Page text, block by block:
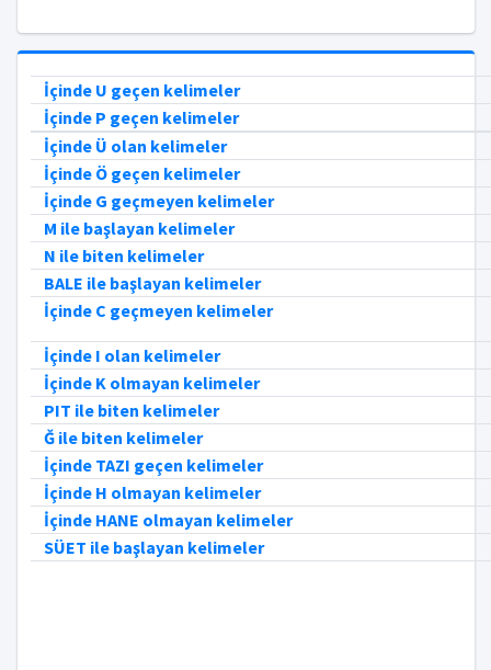
İçinde U geçen kelimeler
İçinde P geçen kelimeler
İçinde Ü olan kelimeler
İçinde Ö geçen kelimeler
İçinde G geçmeyen kelimeler
M ile başlayan kelimeler
N ile biten kelimeler
BALE ile başlayan kelimeler
İçinde C geçmeyen kelimeler
İçinde I olan kelimeler
İçinde K olmayan kelimeler
PIT ile biten kelimeler
Ğ ile biten kelimeler
İçinde TAZI geçen kelimeler
İçinde H olmayan kelimeler
İçinde HANE olmayan kelimeler
SÜET ile başlayan kelimeler